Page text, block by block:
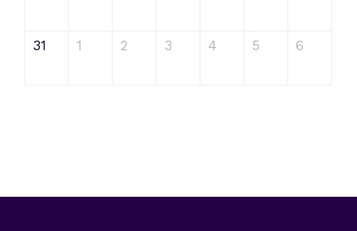
31 1 2 3 4 5 6